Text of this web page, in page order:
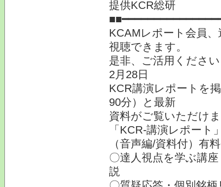
提供KCR総研
KCAMレポート会員
視聴できます。
是非、ご活用くださ
2月28日
KCR講演レポートを
90分）と最新
資料がご覧いただけ
「KCR-講演レポート
（音声編/資料付）有
〇達人視点を学ぶ講
説